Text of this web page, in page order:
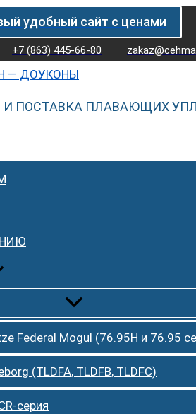
удобный сайт с ценами
+7 (863) 445-66-80
И ПОСТАВКА ПЛАВАЮЩИХ
Federal Mogul (76.95H и 76.95
(TLDFA, TLDFB, TLDFC)
серия